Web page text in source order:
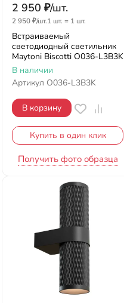
2 950 ₽/шт.
2 950₽/шт.1 шт. = 1 шт.
Встраиваемый
светодиодный светильник
Maytoni Biscotti O036-L3B3K
В наличии
Артикул O036-L3B3K
В корзину
Купить в один клик
Получить фото образца